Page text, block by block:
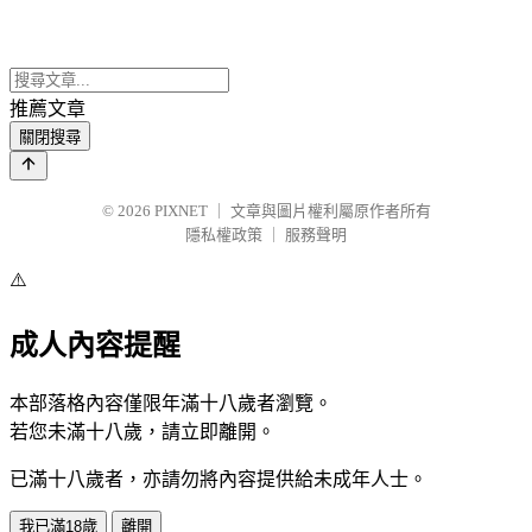
推薦文章
關閉搜尋
© 2026 PIXNET
文章與圖片權利屬原作者所有
隱私權政策
服務聲明
⚠️
成人內容提醒
本部落格內容僅限年滿十八歲者瀏覽。
若您未滿十八歲，請立即離開。
已滿十八歲者，亦請勿將內容提供給未成年人士。
我已滿18歲 離開